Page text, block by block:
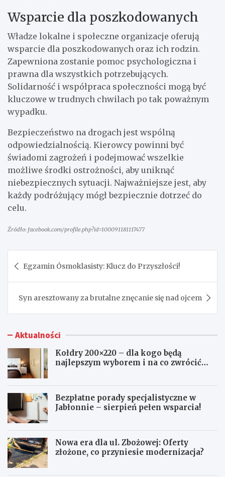
Wsparcie dla poszkodowanych
Władze lokalne i społeczne organizacje oferują
wsparcie dla poszkodowanych oraz ich rodzin.
Zapewniona zostanie pomoc psychologiczna i
prawna dla wszystkich potrzebujących.
Solidarność i współpraca społeczności mogą być
kluczowe w trudnych chwilach po tak poważnym
wypadku.
Bezpieczeństwo na drogach jest wspólną
odpowiedzialnością. Kierowcy powinni być
świadomi zagrożeń i podejmować wszelkie
możliwe środki ostrożności, aby uniknąć
niebezpiecznych sytuacji. Najważniejsze jest, aby
każdy podróżujący mógł bezpiecznie dotrzeć do
celu.
Źródło: facebook.com/profile.php?id=100091181117477
wpisu
Egzamin Ósmoklasisty: Klucz do Przyszłości!
Syn aresztowany za brutalne znęcanie się nad ojcem
Aktualności
Kołdry 200×220 – dla kogo będą
najlepszym wyborem i na co zwrócić
Bezpłatne porady specjalistyczne w
Jabłonnie – sierpień pełen wsparcia!
Nowa era dla ul. Zbożowej: Oferty
złożone, co przyniesie modernizacja?